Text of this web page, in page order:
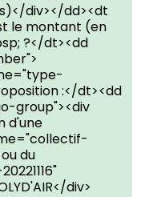
div></dd><dt
le montant (en
?</dt><dd
:</dt><dd
group"><div
d'une
du
div>